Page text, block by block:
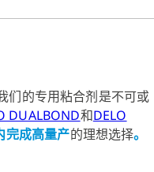
们的专用粘合剂是不可或
DUALBOND和DELO
完成高量产的理想选择。